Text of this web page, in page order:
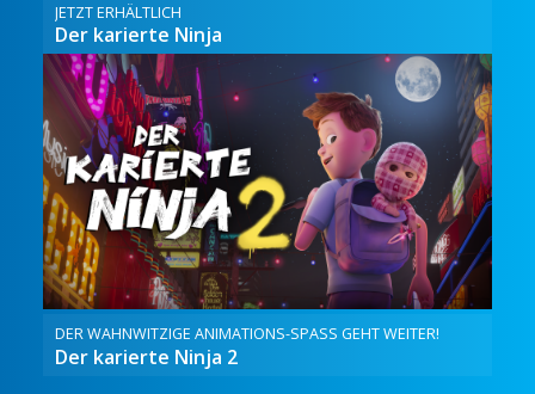
JETZT ERHÄLTLICH
Der karierte Ninja
DER WAHNWITZIGE ANIMATIONS-SPASS GEHT WEITER!
Der karierte Ninja 2